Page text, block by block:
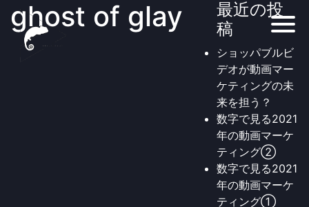
ghost of glay
最近の投
稿
ショッパブルビ
デオが動画マー
ケティングの未
来を担う？
数字で見る2021
年の動画マーケ
ティング②
数字で見る2021
年の動画マーケ
ティング①